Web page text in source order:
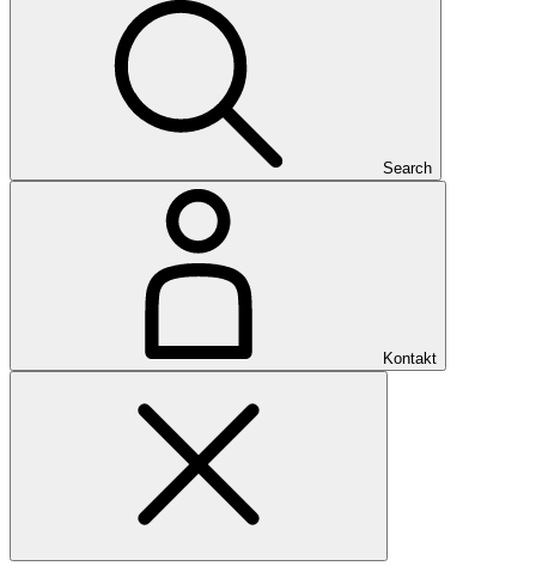
Search
Kontakt